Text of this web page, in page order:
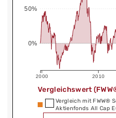
2000 2010
0%
50%
Vergleichswert
Vergleich mit FWW®
Aktienfonds All Cap